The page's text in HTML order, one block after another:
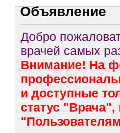
Объявление
Добро
врачей самых
Внимание! На
и доступные
статус